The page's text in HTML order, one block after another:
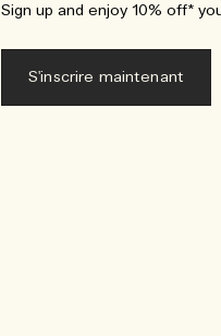
Sign up and enjoy 10% off*
S'inscrire maintenant